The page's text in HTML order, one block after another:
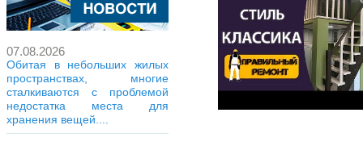
07.08.2026
Обитая в небольших жилых
пространствах, многие
сталкиваются с проблемой
недостатка места для
хранения вещей....